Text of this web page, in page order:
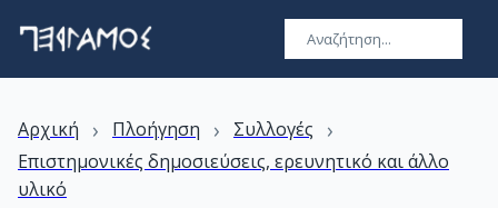
Αρχική › Πλοήγηση › Συλλογές ›
Επιστημονικές δημοσιεύσεις, ερευνητικό και άλλο
υλικό